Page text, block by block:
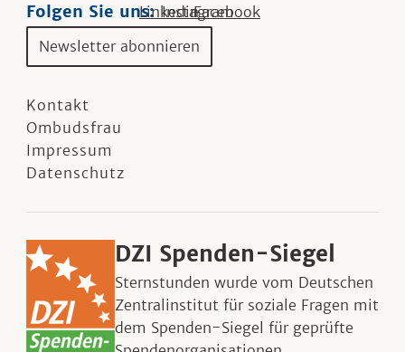
Folgen Sie uns:Linkedin
Instagram
Facebook
Newsletter abonnieren
Kontakt
Ombudsfrau
Impressum
Datenschutz
DZI Spenden-Siegel
Sternstunden wurde vom Deutschen
Zentralinstitut für soziale Fragen mit
dem Spenden-Siegel für geprüfte